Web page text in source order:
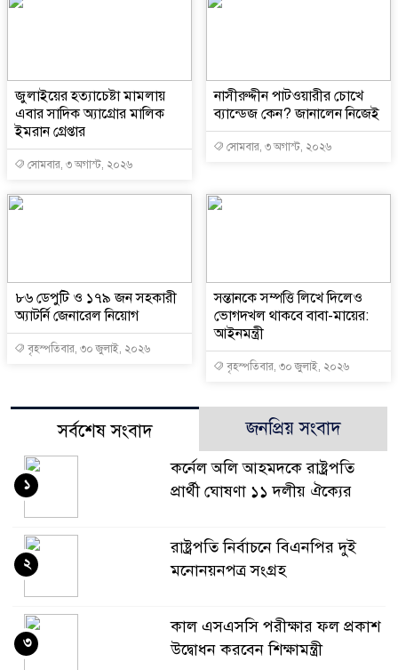
জুলাইয়ের হত্যাচেষ্টা মামলায়
এবার সাদিক অ্যাগ্রোর মালিক
ইমরান গ্রেপ্তার
সোমবার, ৩ অগাস্ট, ২০২৬
নাসীরুদ্দীন পাটওয়ারীর চোখে
ব্যান্ডেজ কেন? জানালেন নিজেই
সোমবার, ৩ অগাস্ট, ২০২৬
৮৬ ডেপুটি ও ১৭৯ জন সহকারী
অ্যাটর্নি জেনারেল নিয়োগ
বৃহস্পতিবার, ৩০ জুলাই, ২০২৬
সন্তানকে সম্পত্তি লিখে দিলেও
ভোগদখল থাকবে বাবা-মায়ের:
আইনমন্ত্রী
বৃহস্পতিবার, ৩০ জুলাই, ২০২৬
সর্বশেষ সংবাদ জনপ্রিয় সংবাদ
কর্নেল অলি আহমদকে রাষ্ট্রপতি
প্রার্থী ঘোষণা ১১ দলীয় ঐক্যের
১
রাষ্ট্রপতি নির্বাচনে বিএনপির দুই
মনোনয়নপত্র সংগ্রহ
২
কাল এসএসসি পরীক্ষার ফল প্রকাশ
উদ্বোধন করবেন শিক্ষামন্ত্রী
৩